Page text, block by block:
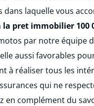
laquelle vous
la pret immobilier 100
par notre équipe
aussi favorables
à réaliser tous les
qui ne
en complément du